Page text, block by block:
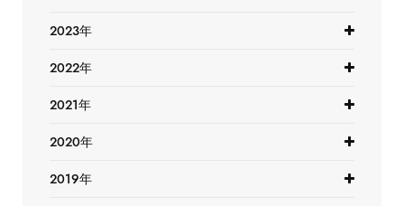
2023年
2022年
2021年
2020年
2019年